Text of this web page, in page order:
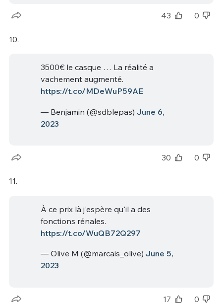
43 0
10.
3500€ le casque … La réalité a
vachement augmenté.
https://t.co/MDeWuP59AE
— Benjamin (@sdblepas) June 6,
2023
30 0
11.
À ce prix là j'espère qu'il a des
fonctions rénales.
https://t.co/WuQB72Q297
— Olive M (@marcais_olive) June 5,
2023
17 0